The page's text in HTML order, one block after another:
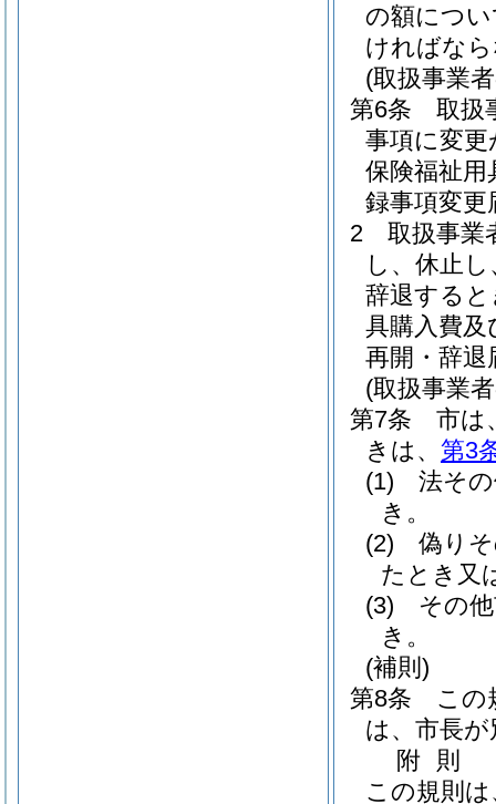
の額につ
ければな
(取扱事業
第6条
取扱
事項に変
保険福祉用
録事項変更
2
取扱事業
し、休止
辞退する
具購入費及
再開・辞
(取扱事業
第7条
市は
きは、 第3
(1)
法そ
き。
(2)
偽り
たとき又
(3)
その
き。
(補則)
第8条
この
は、市長
附 則
この規則